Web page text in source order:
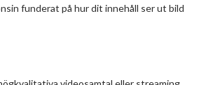
funderat på hur dit innehåll ser ut bild